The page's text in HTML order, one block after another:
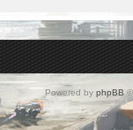
Powered by phpBB©